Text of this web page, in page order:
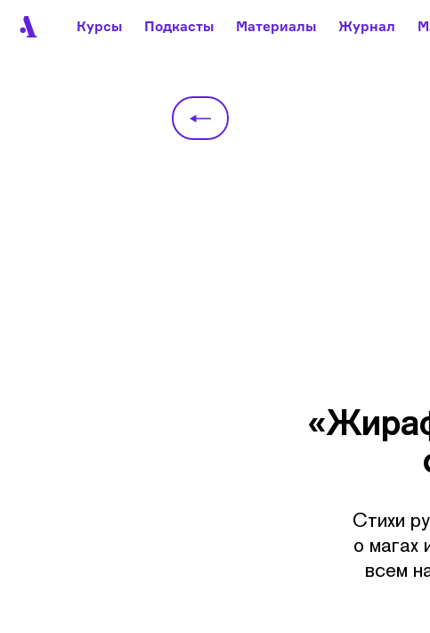
Курсы Подкасты Материалы Журнал
Русское
Стихи
о магах
всем